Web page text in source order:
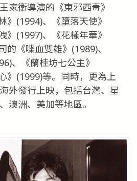
家衛導演的《東邪西毒》
》(1994)、《墮落天使》
》(1997)、《花樣年華》
的《喋血雙雄》(1989)、
、《蘭桂坊七公主》
》(1999)等。同時，更為上
外發行上映，包括台灣、星
澳洲、美加等地區。